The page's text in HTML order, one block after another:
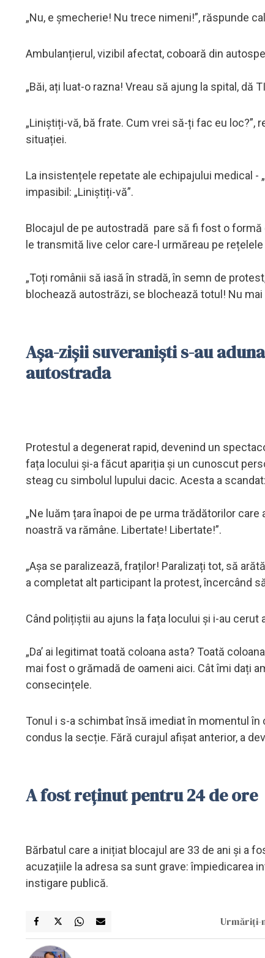
„Nu, e șmecherie! Nu trece nimeni!”, răspunde
Ambulanțierul, vizibil afectat, coboară din
„Băi, ați luat-o razna! Vreau să ajung la spital, dă
„Liniștiți-vă, bă frate. Cum vrei să-ți fac eu loc?”,
situației.
La insistențele repetate ale echipajului medical -
impasibil: „Liniștiți-vă”.
Blocajul de pe autostradă pare să fi fost o
le transmită live celor care-l urmăreau pe
„Toți românii să iasă în stradă, în semn de
blochează autostrăzi, se blochează totul! Nu mai
Așa-zișii suveraniști s-au
autostrada
Protestul a degenerat rapid, devenind un
fața locului și-a făcut apariția și un cunoscut
steag cu simbolul lupului dacic. Acesta a scandat:
„Ne luăm țara înapoi de pe urma trădătorilor
noastră va rămâne. Libertate! Libertate!”.
„Așa se paralizează, fraților! Paralizați tot, să
a completat alt participant la protest, încercând
Când polițiștii au ajuns la fața locului și i-au
„Da’ ai legitimat toată coloana asta? Toată
mai fost o grămadă de oameni aici. Cât îmi dați
consecințele.
Tonul i s-a schimbat însă imediat în momentul
condus la secție. Fără curajul afișat anterior, a
A fost reținut pentru 24 de ore
Bărbatul care a inițiat blocajul are 33 de ani și a
acuzațiile la adresa sa sunt grave: împiedicarea
instigare publică.
Urmăriți-